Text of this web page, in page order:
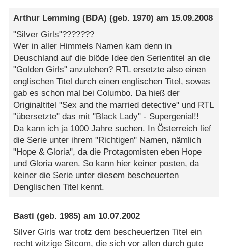
Arthur Lemming (BDA) (geb. 1970) am 15.09.2008
"Silver Girls"???????
Wer in aller Himmels Namen kam denn in
Deuschland auf die blöde Idee den Serientitel an die
"Golden Girls" anzulehen? RTL ersetzte also einen
englischen Titel durch einen englischen Titel, sowas
gab es schon mal bei Columbo. Da hieß der
Originaltitel "Sex and the married detective" und RTL
"übersetzte" das mit "Black Lady" - Supergenial!!
Da kann ich ja 1000 Jahre suchen. In Österreich lief
die Serie unter ihrem "Richtigen" Namen, nämlich
"Hope & Gloria", da die Protagomisten eben Hope
und Gloria waren. So kann hier keiner posten, da
keiner die Serie unter diesem bescheuerten
Denglischen Titel kennt.
Basti (geb. 1985) am 10.07.2002
Silver Girls war trotz dem bescheuertzen Titel ein
recht witzige Sitcom, die sich vor allen durch gute